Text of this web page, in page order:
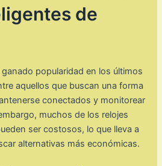
de
popularidad en los últimos
aquellos que buscan una forma
conectados y monitorear
muchos de los relojes
ser costosos, lo que lleva a
alternativas más económicas.